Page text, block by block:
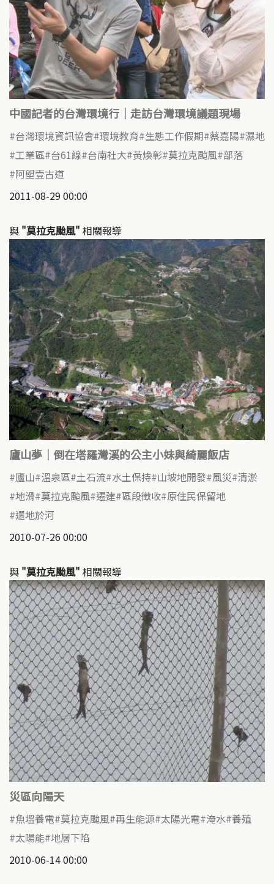
中國記者的台灣環境行｜走訪台灣環境議題現場
台灣環境資訊協會 環境教育 生態工作假期 蔡嘉陽 濕地
工業區 台61線 台南社大 黃煥彰 莫拉克颱風 部落
阿塱壹古道
2011-08-29 00:00
與 "莫拉克颱風" 相關報導
廬山夢｜倒在塔羅灣溪的公主小妹與綺麗飯店
廬山 溫泉區 土石流 水土保持 山坡地開發 風災 清淤
地滑 莫拉克颱風 遷建 區段徵收 原住民保留地
還地於河
2010-07-26 00:00
與 "莫拉克颱風" 相關報導
災區向陽天
魚塭養電 莫拉克颱風 再生能源 太陽光電 淹水 養殖
太陽能 地層下陷
2010-06-14 00:00